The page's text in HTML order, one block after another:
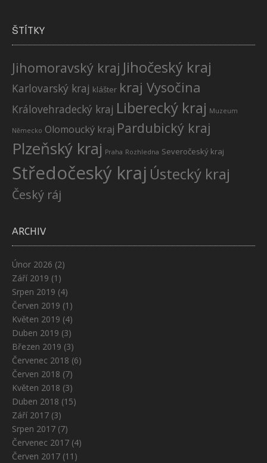
ŠTÍTKY
Jihomoravský kraj Jihočeský kraj
Karlovarský kraj klášter kraj Vysočina
Královehradecký kraj Liberecký kraj Muzeum
Německo Olomoucký kraj Pardubický kraj
Plzeňský kraj Praha Rozhledna Severočeský kraj
Středočeský kraj Ústecký kraj
Český ráj
ARCHIV
Únor 2026 (2)
Září 2019 (1)
Srpen 2019 (4)
Červen 2019 (1)
Květen 2019 (4)
Duben 2019 (3)
Březen 2019 (3)
Červenec 2018 (6)
Červen 2018 (7)
Květen 2018 (3)
Duben 2018 (15)
Září 2017 (3)
Srpen 2017 (7)
Červenec 2017 (4)
Červen 2017 (11)